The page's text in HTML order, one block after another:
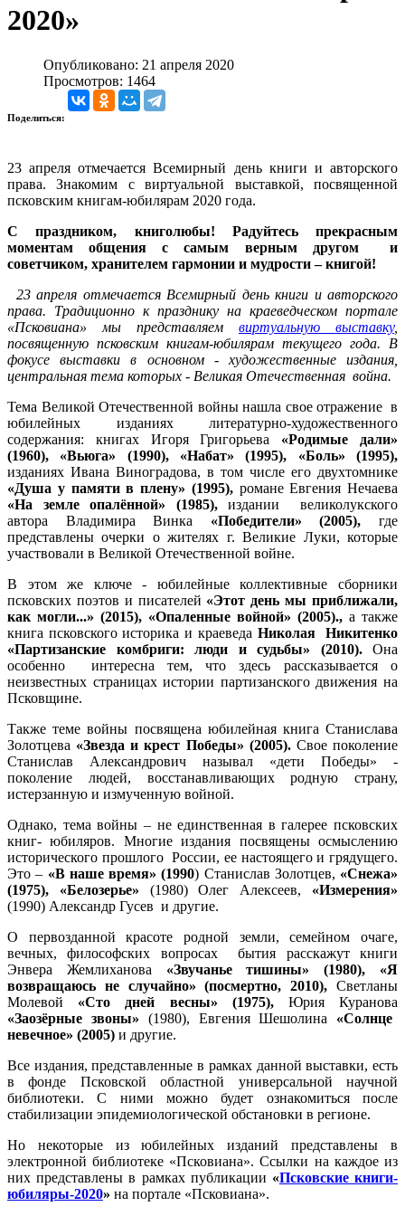
2020»
Опубликовано: 21 апреля 2020
Просмотров: 1464
Поделиться:
23 апреля отмечается Всемирный день книги и авторского
права. Знакомим с виртуальной выставкой, посвященной
псковским книгам-юбилярам 2020 года.
С праздником, книголюбы! Радуйтесь прекрасным
моментам общения с самым верным другом и
советчиком, хранителем гармонии и мудрости – книгой!
23 апреля отмечается Всемирный день книги и авторского
права. Традиционно к празднику на краеведческом портале
«Псковиана» мы представляем виртуальную выставку,
посвященную псковским книгам-юбилярам текущего года. В
фокусе выставки в основном - художественные издания,
центральная тема которых - Великая Отечественная война.
Тема Великой Отечественной войны нашла свое отражение в
юбилейных изданиях литературно-художественного
содержания: книгах Игоря Григорьева «Родимые дали»
(1960),
«Вьюга» (1990), «Набат» (1995), «Боль» (1995),
изданиях Ивана Виноградова, в том числе его двухтомнике
«Душа у памяти в плену» (1995),романе Евгения Нечаева
«На земле опалённой» (1985),издании великолукского
автора Владимира Винка «Победители» (2005), где
представлены очерки о жителях г. Великие Луки, которые
участвовали в Великой Отечественной войне.
В этом же ключе - юбилейные коллективные сборники
псковских поэтов и писателей «Этот день мы приближали,
как могли...» (2015), «Опаленные войной» (2005)., а также
книга псковского историка и краеведа Николая Никитенко
«Партизанские комбриги: люди и судьбы» (2010).Она
особенно интересна тем, что здесь рассказывается о
неизвестных страницах истории партизанского движения на
Псковщине.
Также теме войны посвящена юбилейная книга Станислава
Золотцева «Звезда и крест Победы» (2005).Свое поколение
Станислав Александрович называл «дети Победы» -
поколение людей, восстанавливающих родную страну,
истерзанную и измученную войной.
Однако, тема войны – не единственная в галерее псковских
книг- юбиляров. Многие издания посвящены осмыслению
исторического прошлого России, ее настоящего и грядущего.
Это – «В наше время» (1990) Станислав Золотцев, «Снежа»
(1975), «Белозерье» (1980) Олег Алексеев, «Измерения»
(1990) Александр Гусев и другие.
О первозданной красоте родной земли, семейном очаге,
вечных, философских вопросах бытия расскажут книги
Энвера Жемлиханова «Звучанье тишины» (1980), «Я
возвращаюсь не случайно» (посмертно, 2010), Светланы
Молевой «Сто дней весны» (1975), Юрия Куранова
«Заозёрные звоны» (1980), Евгения Шешолина «Солнце
невечное» (2005) и другие.
Все издания, представленные в рамках данной выставки, есть
в фонде Псковской областной универсальной научной
библиотеки. С ними можно будет ознакомиться после
стабилизации эпидемиологической обстановки в регионе.
Но некоторые из юбилейных изданий представлены в
электронной библиотеке «Псковиана». Ссылки на каждое из
них представлены в рамках публикации «Псковские книги-
юбиляры-2020» на портале «Псковиана».